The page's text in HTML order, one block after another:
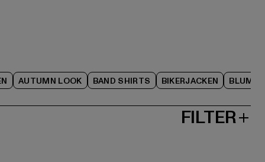
AUTUMN LOOK BAND SHIRTS BIKERJACKEN
FILTER